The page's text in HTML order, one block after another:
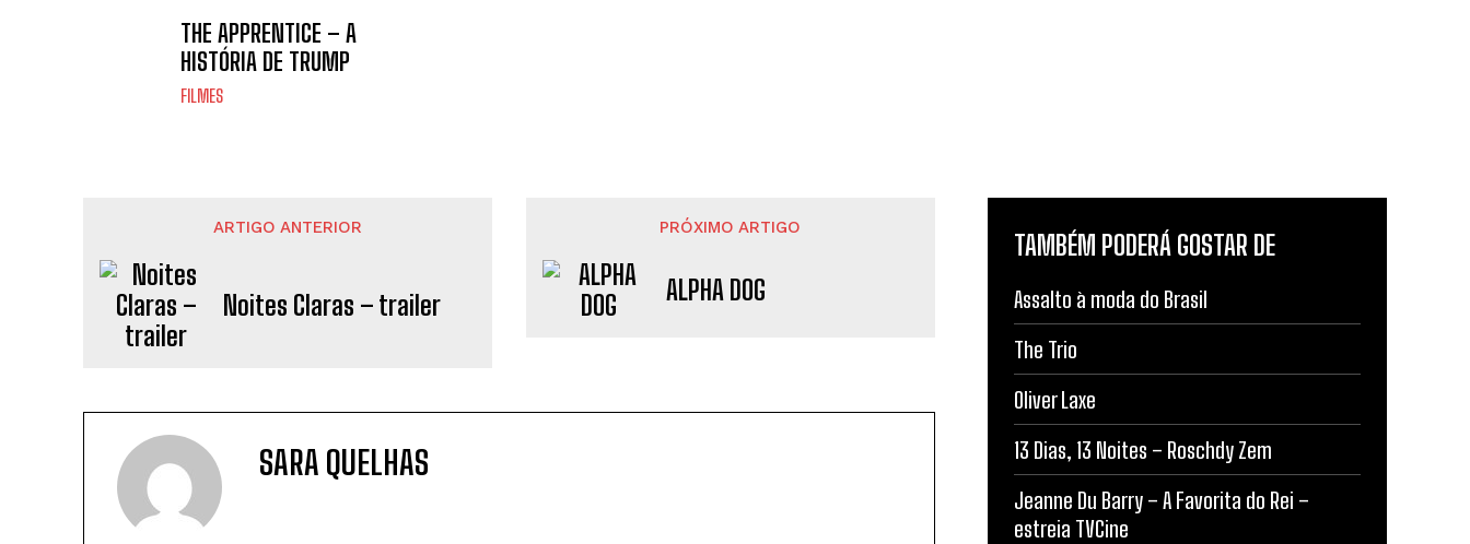
THE APPRENTICE – A
HISTÓRIA DE TRUMP
FILMES
ARTIGO ANTERIOR
Noites Claras – trailer
PRÓXIMO ARTIGO
ALPHA DOG
SARA QUELHAS
TAMBÉM PODERÁ GOSTAR DE
Assalto à moda do Brasil
The Trio
Oliver Laxe
13 Dias, 13 Noites – Roschdy Zem
Jeanne Du Barry – A Favorita do Rei –
estreia TVCine